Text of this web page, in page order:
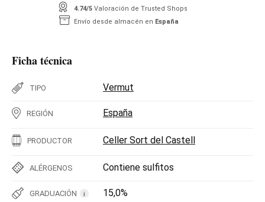
4.74/5 Valoración de Trusted Shops
Envío desde almacén en España
Ficha técnica
TIPO Vermut
REGIÓN España
PRODUCTOR Celler Sort del Castell
ALÉRGENOS Contiene sulfitos
GRADUACIÓN i 15,0%